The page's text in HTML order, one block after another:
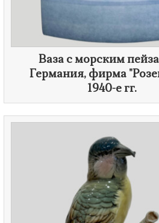
Ваза с морским
Германия, фирма
1940-е гг.